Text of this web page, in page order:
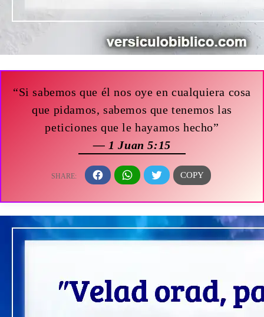
“Si sabemos que él nos oye en cualquiera cosa
que pidamos, sabemos que tenemos las
peticiones que le hayamos hecho”
— 1 Juan 5:15